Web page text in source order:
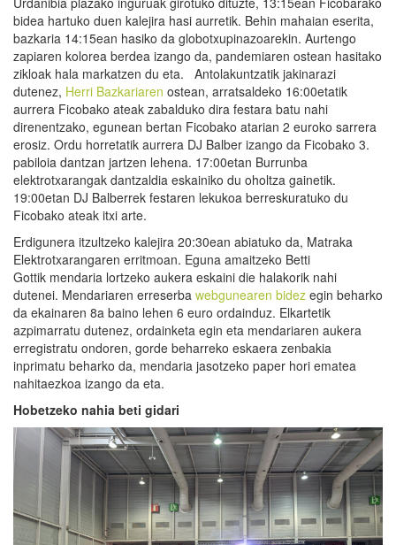
bidea hartuko duen kalejira hasi aurretik. Behin mahaian eserita,
bazkaria 14:15ean hasiko da globotxupinazoarekin. Aurtengo
zapiaren kolorea berdea izango da, pandemiaren ostean hasitako
zikloak hala markatzen du eta. Antolakuntzatik jakinarazi
dutenez, Herri Bazkariaren ostean, arratsaldeko 16:00etatik
aurrera Ficobako ateak zabalduko dira festara batu nahi
direnentzako, egunean bertan Ficobako atarian 2 euroko sarrera
erosiz. Ordu horretatik aurrera DJ Balber izango da Ficobako 3.
pabiloia dantzan jartzen lehena. 17:00etan Burrunba
elektrotxarangak dantzaldia eskainiko du oholtza gainetik.
19:00etan DJ Balberrek festaren lekukoa berreskuratuko du
Ficobako ateak itxi arte.
Erdigunera itzultzeko kalejira 20:30ean abiatuko da, Matraka
Elektrotxarangaren erritmoan. Eguna amaitzeko Betti
Gottik mendaria lortzeko aukera eskaini die halakorik nahi
dutenei. Mendariaren erreserba webgunearen bidez egin beharko
da ekainaren 8a baino lehen 6 euro ordainduz. Elkartetik
azpimarratu dutenez, ordainketa egin eta mendariaren aukera
erregistratu ondoren, gorde beharreko eskaera zenbakia
inprimatu beharko da, mendaria jasotzeko paper hori ematea
nahitaezkoa izango da eta.
Hobetzeko nahia beti gidari